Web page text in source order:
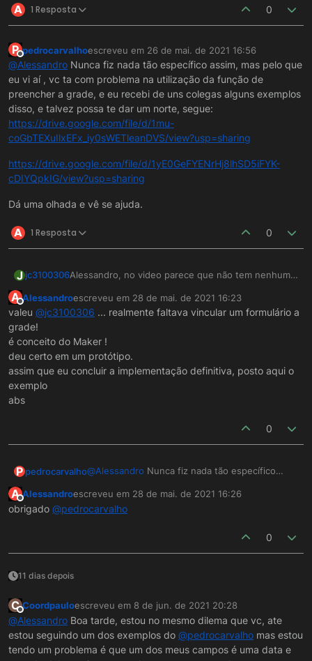
A 1 Resposta 0
P
Offline
pedrocarvalhoescreveu em 26 de mai. de 2021 16:56
última edição por
@Alessandro Nunca fiz nada tão específico assim, mas pelo que
eu vi aí , vc ta com problema na utilização da função de
preencher a grade, e eu recebi de uns colegas alguns exemplos
disso, e talvez possa te dar um norte, segue:
https://drive.google.com/file/d/1mu-
coGbTEXuIlxEFx_iy0sWETleanDVS/view?usp=sharing
https://drive.google.com/file/d/1yE0GeFYENrHj8lhSD5iFYK-
cDIYQpkIG/view?usp=sharing
Dá uma olhada e vê se ajuda.
A 1 Resposta 0
J jc3100306Alessandro, no video parece que não tem nenhum
propriedade Formulário e vê se funciona.
A
Offline
Alessandroescreveu em 28 de mai. de 2021 16:23
última edição por
valeu @jc3100306 ... realmente faltava vincular um formulário a
grade!
é conceito do Maker !
deu certo em um protótipo.
assim que eu concluir a implementação definitiva, posto aqui o
exemplo
abs
0
P pedrocarvalho@Alessandro Nunca fiz nada tão específico
problema na utilização da função de preencher
a grade, e eu recebi de uns colegas alguns
https://drive.google.com/file/d/1mu-
https://drive.google.com/file/d/1yE0GeFYENrHj
8lhSD5iFYK-cDIYQpkIG/view?usp=sharing
A
Offline
Alessandroescreveu em 28 de mai. de 2021 16:26
última edição por
obrigado @pedrocarvalho
0
11 dias depois
C
Offline
Coordpauloescreveu em 8 de jun. de 2021 20:28
última edição por
@Alessandro Boa tarde, estou no mesmo dilema que vc, ate
estou seguindo um dos exemplos do @pedrocarvalho mas estou
tendo um problema é que um dos meus campos é uma data e